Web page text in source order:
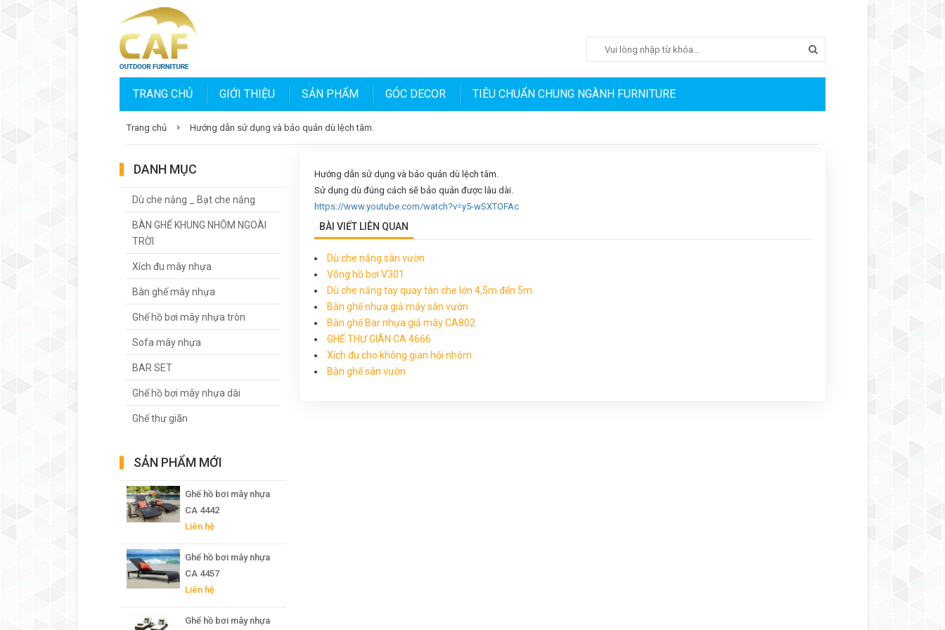
TRANG CHỦ GIỚI THIỆU SẢN PHẨM GÓC DECOR TIÊU CHUẨN CHUNG NGÀNH FURNITURE
Trang chủ Hướng dẫn sử dụng và bảo quản dù lệch tâm.
DANH MỤC
Dù che nắng _ Bạt che nắng
BÀN GHẾ KHUNG NHÔM NGOÀI
TRỜI
Xích đu mây nhựa
Bàn ghế mây nhựa
Ghế hồ bơi mây nhựa tròn
Sofa mây nhựa
BAR SET
Ghế hồ bơi mây nhựa dài
Ghế thư giãn
SẢN PHẨM MỚI
Ghế hồ bơi mây nhựa
CA 4442
Liên hệ
Ghế hồ bơi mây nhựa
CA 4457
Liên hệ
Ghế hồ bơi mây nhựa
Hướng dẫn sử dụng và bảo quản dù lệch tâm.
Sử dụng dù đúng cách sẽ bảo quản được lâu dài.
https://www.youtube.com/watch?v=y5-wSXTOFAc
BÀI VIẾT LIÊN QUAN
Dù che nắng sân vườn
Võng hồ bơi V301
Dù che nắng tay quay tán che lớn 4,5m đến 5m.
Bàn ghế nhựa giả mây sân vườn
Bàn ghế Bar nhựa giả mây CA802
GHẾ THƯ GIÃN CA 4666
Xích đu cho không gian hội nhóm
Bàn ghế sân vườn